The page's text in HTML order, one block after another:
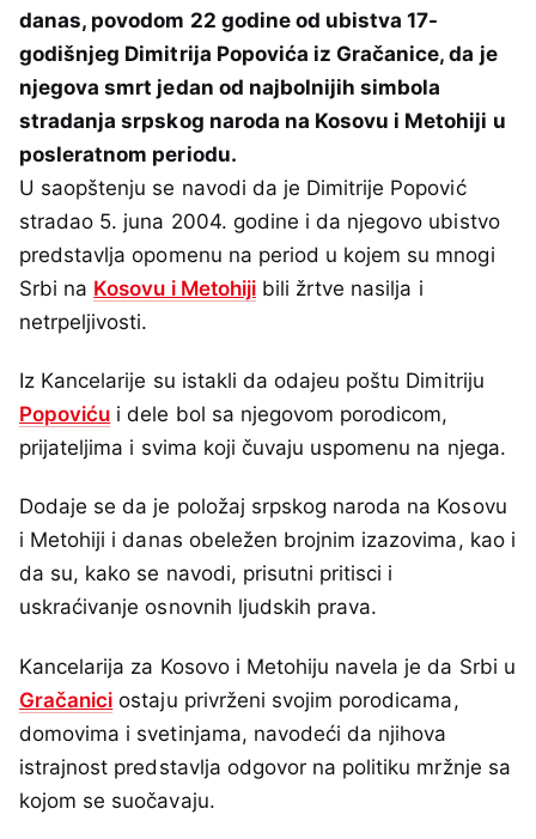
danas, povodom 22 godine od ubistva 17-
godišnjeg Dimitrija Popovića iz Gračanice, da je
njegova smrt jedan od najbolnijih simbola
stradanja srpskog naroda na Kosovu i Metohiji u
posleratnom periodu.
U saopštenju se navodi da je Dimitrije Popović
stradao 5. juna 2004. godine i da njegovo ubistvo
predstavlja opomenu na period u kojem su mnogi
Srbi na Kosovu i Metohijibili žrtve nasilja i
netrpeljivosti.
Iz Kancelarije su istakli da odajeu poštu Dimitriju
Popoviću i dele bol sa njegovom porodicom,
prijateljima i svima koji čuvaju uspomenu na njega.
Dodaje se da je položaj srpskog naroda na Kosovu
i Metohiji i danas obeležen brojnim izazovima, kao i
da su, kako se navodi, prisutni pritisci i
uskraćivanje osnovnih ljudskih prava.
Kancelarija za Kosovo i Metohiju navela je da Srbi u
Gračanici ostaju privrženi svojim porodicama,
domovima i svetinjama, navodeći da njihova
istrajnost predstavlja odgovor na politiku mržnje sa
kojom se suočavaju.